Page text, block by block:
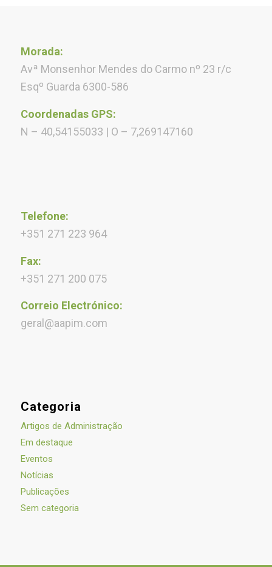
Morada:
Avª Monsenhor Mendes do Carmo nº 23 r/c
Esqº Guarda 6300-586
Coordenadas GPS:
N – 40,54155033 | O – 7,269147160
Telefone:
+351 271 223 964
Fax:
+351 271 200 075
Correio Electrónico:
geral@aapim.com
Categoria
Artigos de Administração
Em destaque
Eventos
Notícias
Publicações
Sem categoria